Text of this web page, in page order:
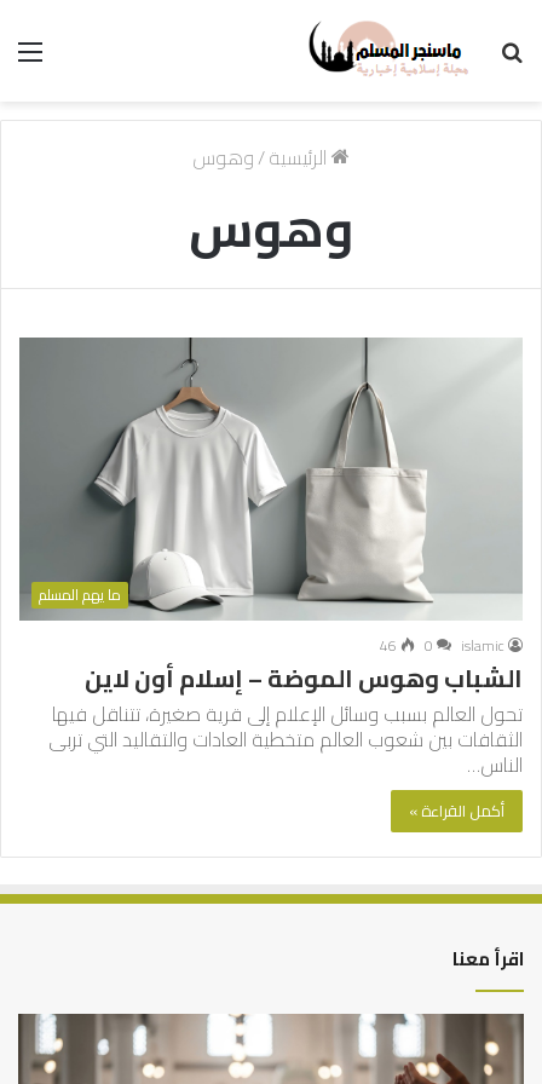
الرئيسية/وهوس
وهوس
ما يهم المسلم
islamic
0
46
الشباب وهوس الموضة – إسلام أون لاين
تحول العالم بسبب وسائل الإعلام إلى قرية صغيرة، تتناقل فيها
الثقافات بين شعوب العالم متخطية العادات والتقاليد التي تربى
الناس…
أكمل القراءة »
اقرأ معنا
العلاقة
العلمية
بين